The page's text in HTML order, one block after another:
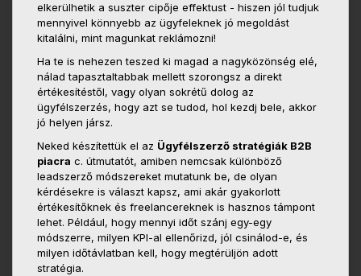
elkerülhetik a suszter cipője effektust - hiszen jól tudjuk
mennyivel könnyebb az ügyfeleknek jó megoldást
kitalálni, mint magunkat reklámozni!
Ha te is nehezen teszed ki magad a nagyközönség elé,
nálad tapasztaltabbak mellett szorongsz a direkt
értékesítéstől, vagy olyan sokrétű dolog az
ügyfélszerzés, hogy azt se tudod, hol kezdj bele, akkor
jó helyen jársz.
Neked készítettük el az Ügyfélszerző stratégiák B2B
piacra c. útmutatót, amiben nemcsak különböző
leadszerző módszereket mutatunk be, de olyan
kérdésekre is választ kapsz, ami akár gyakorlott
értékesítőknek és freelancereknek is hasznos támpont
lehet. Például, hogy mennyi időt szánj egy-egy
módszerre, milyen KPI-al ellenőrizd, jól csinálod-e, és
milyen időtávlatban kell, hogy megtérüljön adott
stratégia.